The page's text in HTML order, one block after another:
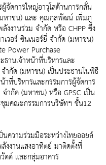
ดการใหญ่อาวุโสด้านการกลั่น
หาชน) และ คุณกุลพัฒน์ เพิ่มภู
งานร่วม จำกัด หรือ CHPP ซึ่ง
วอร์ ซินเนอร์ยี่ จำกัด (มหาชน)
Power Purchase
านเจ้าหน้าที่บริหารและ
ำกัด (มหาชน) เป็นประธานในพิธี
ที่บริหารและกรรมการผู้จัดการ
ำกัด (มหาชน) หรือ GPSC เป็น
มคณะกรรมการบริษัทฯ ชั้น12
ความร่วมมือระหว่างไทยออยล์
งงานแสงอาทิตย์ มาติดตั้งที่
ตต์ และกลุ่มอาคาร